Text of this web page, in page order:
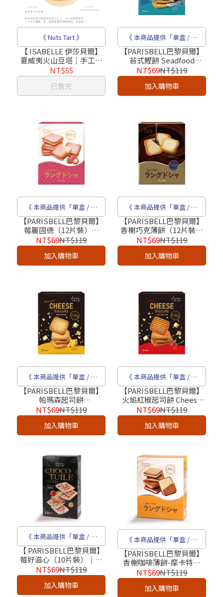
《 Nuts Tart 》
【 ISABELLE 伊莎貝爾】
夏威夷火山豆塔｜手工餅
乾
NT$55
已售完
《 本商品提供「單盒 / 成
箱」販售 》
【PARISBELL巴黎貝爾】
苔式鰹餅 Seadfood
Biscuits（12片裝）｜奶蛋
素_2026超人氣團購下午茶
點心
NT$69NT$119
加入購物車
《 本商品提供「單盒 / 成
箱」販售 》
【PARISBELL巴黎貝爾】
莓麗固德（12片裝）｜
2026超人氣團購下午茶點
心
NT$69NT$119
加入購物車
《 本商品提供「單盒 / 成
箱」販售 》
【PARISBELL巴黎貝爾】
香榭巧克薄餅（12片裝）
｜奶蛋素_2026超人氣團購
下午茶點心
NT$69NT$119
加入購物車
《 本商品提供「單盒 / 成
箱」販售 》
【PARISBELL巴黎貝爾】
帕瑪森起司餅
Parmesan（12片裝）｜奶
蛋素_2026超人氣團購下午
茶點心
NT$69NT$119
加入購物車
《 本商品提供「單盒 / 成
箱」販售 》
【PARISBELL巴黎貝爾】
火焰紅椒起司餅 Cheese
Biscuits（12片裝）｜奶蛋
素_2026超人氣團購下午茶
點心
NT$69NT$119
加入購物車
《 本商品提供「單盒 / 成
箱」販售 》
【 PARISBELL巴黎貝爾】
莓好滋心（10片裝）｜奶
蛋素_2026超人氣團購下午
茶點心Choco Tuile
NT$69NT$119
加入購物車
《 本商品提供「單盒 / 成
箱」販售 》
【PARISBELL巴黎貝爾】
香榭咖啡薄餅-摩卡特調
（12片裝）｜奶蛋素_2026
超人氣團購下午茶點心
NT$69NT$119
加入購物車